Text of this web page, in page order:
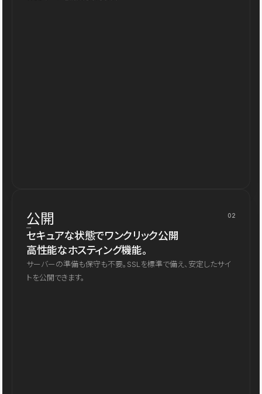
公開 02
セキュアな状態でワンクリック公開
高性能なホスティング機能。
サーバーの準備も保守も不要。SSLを標準で備え、安定したサイ
トを公開できます。